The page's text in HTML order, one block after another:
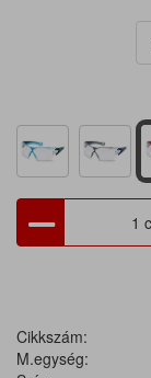
Cikkszám:
M.egység: